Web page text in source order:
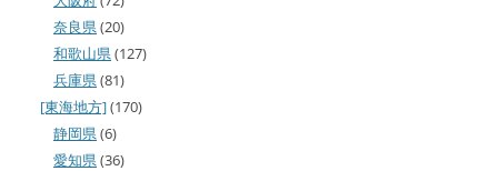
奈良県(20)
和歌山県(127)
兵庫県(81)
[東海地方](170)
静岡県(6)
愛知県(36)